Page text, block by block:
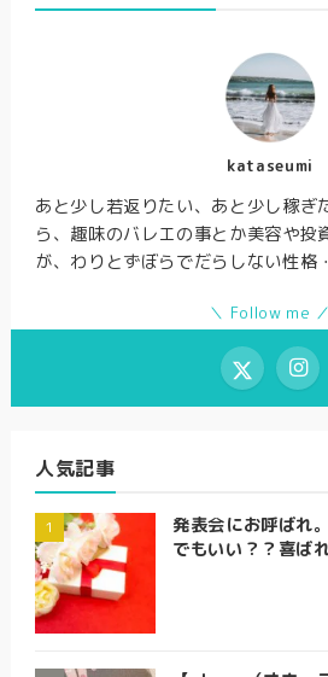
kataseumi
あと少し若返りたい、あと少し稼ぎ
ら、趣味のバレエの事とか美容や投
が、わりとずぼらでだらしない性格
＼ Follow me ／
人気記事
発表会にお呼ばれ
でもいい？？喜ば